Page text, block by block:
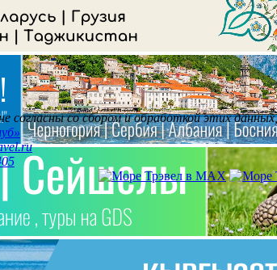
со сбором и обработкой этих